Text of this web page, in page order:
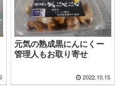
元気の熟成黒にんにくー
管理人もお取り寄せ
2022.10.15